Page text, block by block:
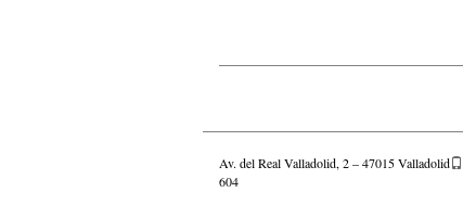
Av. del Real Valladolid, 2 – 47015 Valladolid
604